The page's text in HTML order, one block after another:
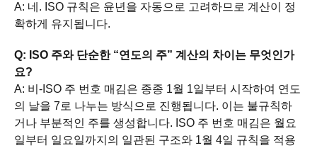
A: 네. ISO 규칙은 윤년을 자동으로 고려하므로 계산이 정
확하게 유지됩니다.
Q: ISO 주와 단순한 “연도의 주” 계산의 차이는 무엇인가
요?
A: 비-ISO 주 번호 매김은 종종 1월 1일부터 시작하여 연도
의 날을 7로 나누는 방식으로 진행됩니다. 이는 불규칙하
거나 부분적인 주를 생성합니다. ISO 주 번호 매김은 월요
일부터 일요일까지의 일관된 구조와 1월 4일 규칙을 적용